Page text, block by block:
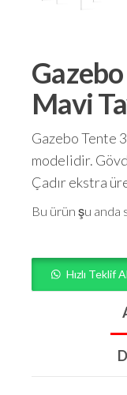
Mavi
Gazebo Tente
modelidir.
Çadır ekstra
Bu ürün şu
Hızlı Teklif Al